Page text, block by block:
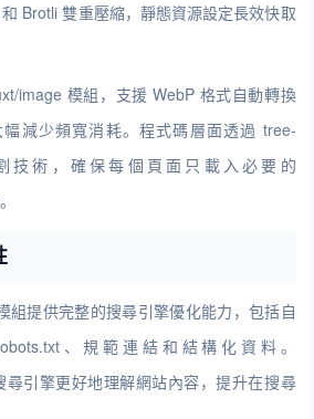
Brotli 雙重壓縮，靜態資源設定長效快取
image 模組，支援 WebP 格式自動轉換
減少頻寬消耗。程式碼層面透過 tree-
技術，確保每個頁面只載入必要的
組提供完整的搜尋引擎優化能力，包括自
、規範連結和結構化資料。
尋引擎更好地理解網站內容，提升在搜尋